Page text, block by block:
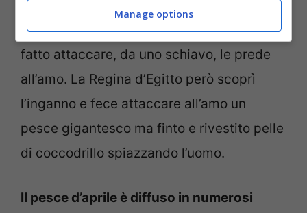
L’uomo, per non perdere nella sfida, si era
fatto attaccare, da uno schiavo, le prede
all’amo. La Regina d’Egitto però scoprì
l’inganno e fece attaccare all’amo un
pesce gigantesco ma finto e rivestito pelle
di coccodrillo spiazzando l’uomo.
Il pesce d’aprile è diffuso in numerosi
Manage options